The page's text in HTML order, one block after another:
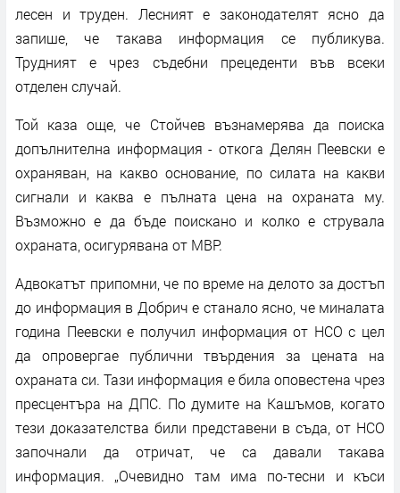
лесен и труден. Лесният е законодателят ясно да
запише, че такава информация се публикува.
Трудният е чрез съдебни прецеденти във всеки
отделен случай.
Той каза още, че Стойчев възнамерява да поиска
допълнителна информация - откога Делян Пеевски е
охраняван, на какво основание, по силата на какви
сигнали и каква е пълната цена на охраната му.
Възможно е да бъде поискано и колко е струвала
охраната, осигурявана от МВР.
Адвокатът припомни, че по време на делото за достъп
до информация в Добрич е станало ясно, че миналата
година Пеевски е получил информация от НСО с цел
да опровергае публични твърдения за цената на
охраната си. Тази информация е била оповестена чрез
пресцентъра на ДПС. По думите на Кашъмов, когато
тези доказателства били представени в съда, от НСО
започнали да отричат, че са давали такава
информация. „Очевидно там има по-тесни и къси